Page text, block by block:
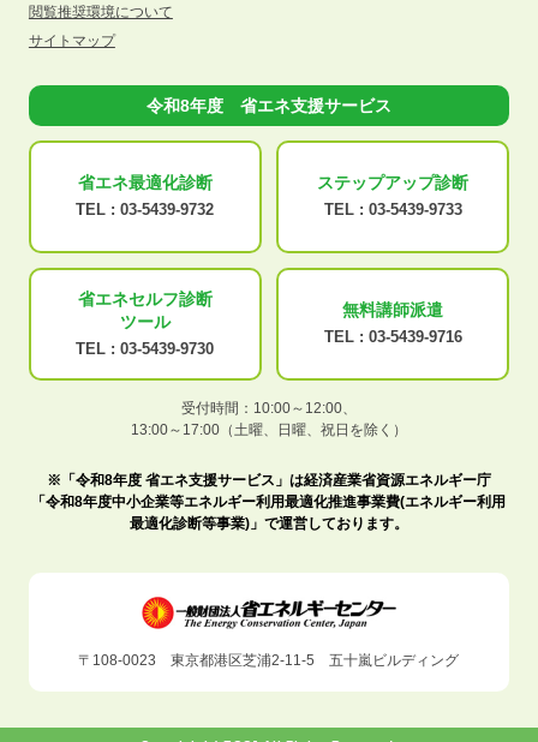
閲覧推奨環境について
サイトマップ
令和8年度 省エネ支援サービス
省エネ最適化診断
TEL : 03-5439-9732
ステップアップ診断
TEL : 03-5439-9733
省エネセルフ診断
ツール
TEL : 03-5439-9730
無料講師派遣
TEL : 03-5439-9716
受付時間：10:00～12:00、
13:00～17:00（土曜、日曜、祝日を除く）
※「令和8年度 省エネ支援サービス」は経済産業省資源エネルギー庁
「令和8年度中小企業等エネルギー利用最適化推進事業費(エネルギー利用
最適化診断等事業)」で運営しております。
〒108-0023 東京都港区芝浦2-11-5 五十嵐ビルディング